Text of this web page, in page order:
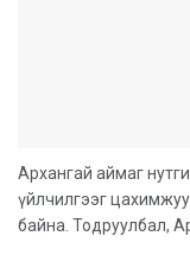
Архангай аймаг
үйлчилгээг
байна. Тодруулбал,